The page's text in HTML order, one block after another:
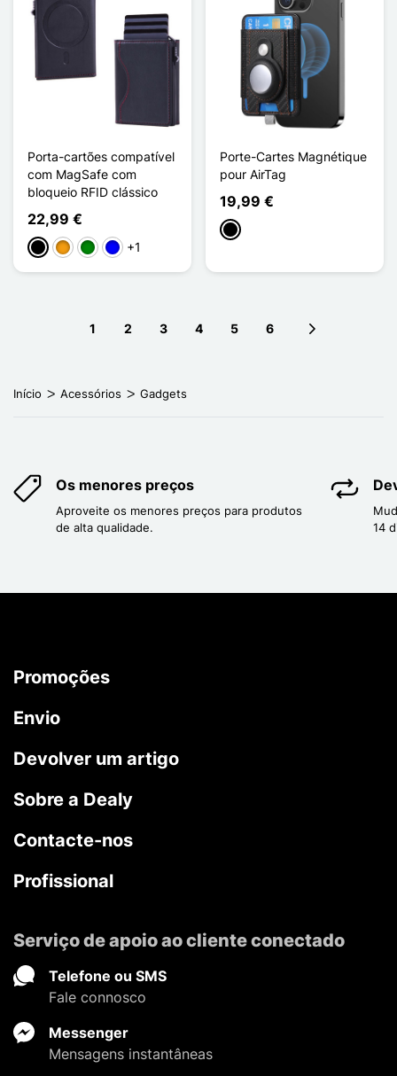
Porta-cartões compatível
com MagSafe com
bloqueio RFID clássico
22,99 €
PretoLaranjaVerdeAzul+1
Porte-Cartes Magnétique
pour AirTag
19,99 €
Preto
1 2 3 4 5 6
Início Acessórios Gadgets
Os menores preços
Aproveite os menores preços para produtos
de alta qualidade.
14
Promoções
Envio
Devolver um artigo
Sobre a Dealy
Contacte-nos
Profissional
Serviço de apoio ao cliente conectado
Telefone ou SMS
Fale connosco
Messenger
Mensagens instantâneas